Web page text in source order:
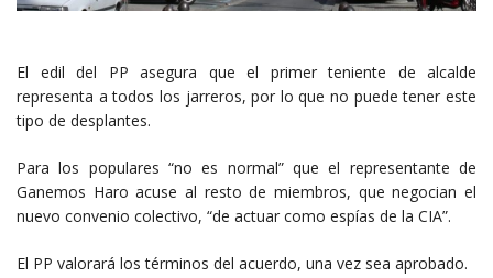
El edil del PP asegura que el primer teniente de alcalde
representa a todos los jarreros, por lo que no puede tener este
tipo de desplantes.
Para los populares “no es normal” que el representante de
Ganemos Haro acuse al resto de miembros, que negocian el
nuevo convenio colectivo, “de actuar como espías de la CIA”.
El PP valorará los términos del acuerdo, una vez sea aprobado.